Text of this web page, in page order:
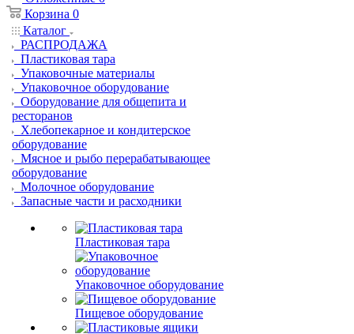
Корзина 0
Каталог
РАСПРОДАЖА
Пластиковая тара
Упаковочные материалы
Упаковочное оборудование
Оборудование для общепита и
ресторанов
Хлебопекарное и кондитерское
оборудование
Мясное и рыбо перерабатывающее
оборудование
Молочное оборудование
Запасные части и расходники
Пластиковая тара
Упаковочное оборудование
Пищевое оборудование